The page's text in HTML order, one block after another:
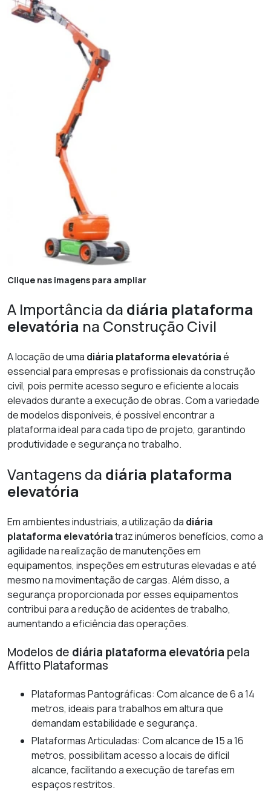
Clique nas imagens para ampliar
A Importância da diária plataforma
elevatória na Construção Civil
A locação de uma diária plataforma elevatóriaé
essencial para empresas e profissionais da construção
civil, pois permite acesso seguro e eficiente a locais
elevados durante a execução de obras. Com a variedade
de modelos disponíveis, é possível encontrar a
plataforma ideal para cada tipo de projeto, garantindo
produtividade e segurança no trabalho.
Vantagens da diária plataforma
elevatória
Em ambientes industriais, a utilização da diária
plataforma elevatóriatraz inúmeros benefícios, como a
agilidade na realização de manutenções em
equipamentos, inspeções em estruturas elevadas e até
mesmo na movimentação de cargas. Além disso, a
segurança proporcionada por esses equipamentos
contribui para a redução de acidentes de trabalho,
aumentando a eficiência das operações.
Modelos de diária plataforma elevatória pela
Affitto Plataformas
Plataformas Pantográficas: Com alcance de 6 a 14
metros, ideais para trabalhos em altura que
demandam estabilidade e segurança.
Plataformas Articuladas: Com alcance de 15 a 16
metros, possibilitam acesso a locais de difícil
alcance, facilitando a execução de tarefas em
espaços restritos.